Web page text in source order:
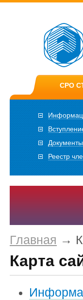
СРО
Реестр
Главная →
Карта